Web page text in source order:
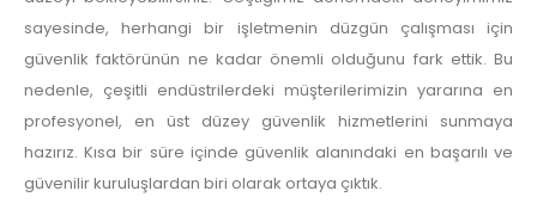
sayesinde, herhangi bir işletmenin düzgün çalışması için
güvenlik faktörünün ne kadar önemli olduğunu fark ettik. Bu
nedenle, çeşitli endüstrilerdeki müşterilerimizin yararına en
profesyonel, en üst düzey güvenlik hizmetlerini sunmaya
hazırız. Kısa bir süre içinde güvenlik alanındaki en başarılı ve
güvenilir kuruluşlardan biri olarak ortaya çıktık.